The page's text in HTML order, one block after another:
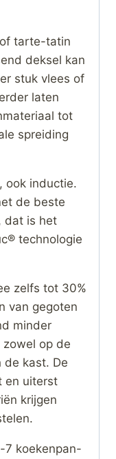
tarte-tatin
deksel kan
stuk vlees of
laten
tot
spreiding
ook inductie.
de beste
dat is het
technologie
zelfs tot 30%
van gegoten
minder
op de
de kast. De
en uiterst
krijgen
7 koekenpan-